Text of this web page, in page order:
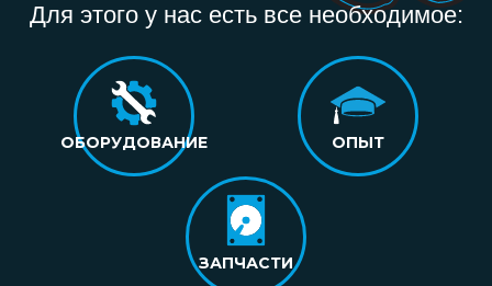
Для этого у нас есть все необходимое:
ОБОРУДОВАНИЕ ОПЫТ
ЗАПЧАСТИ